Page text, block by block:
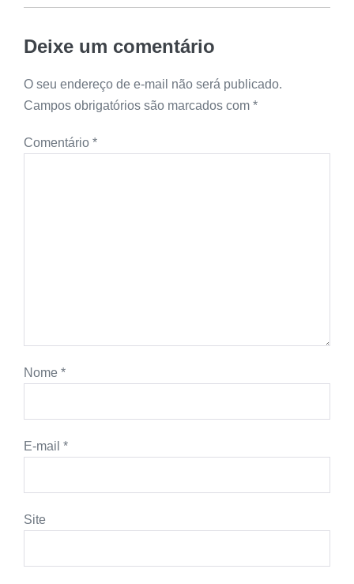
Deixe um comentário
O seu endereço de e-mail não será publicado.
Campos obrigatórios são marcados com *
Comentário *
Nome *
E-mail *
Site